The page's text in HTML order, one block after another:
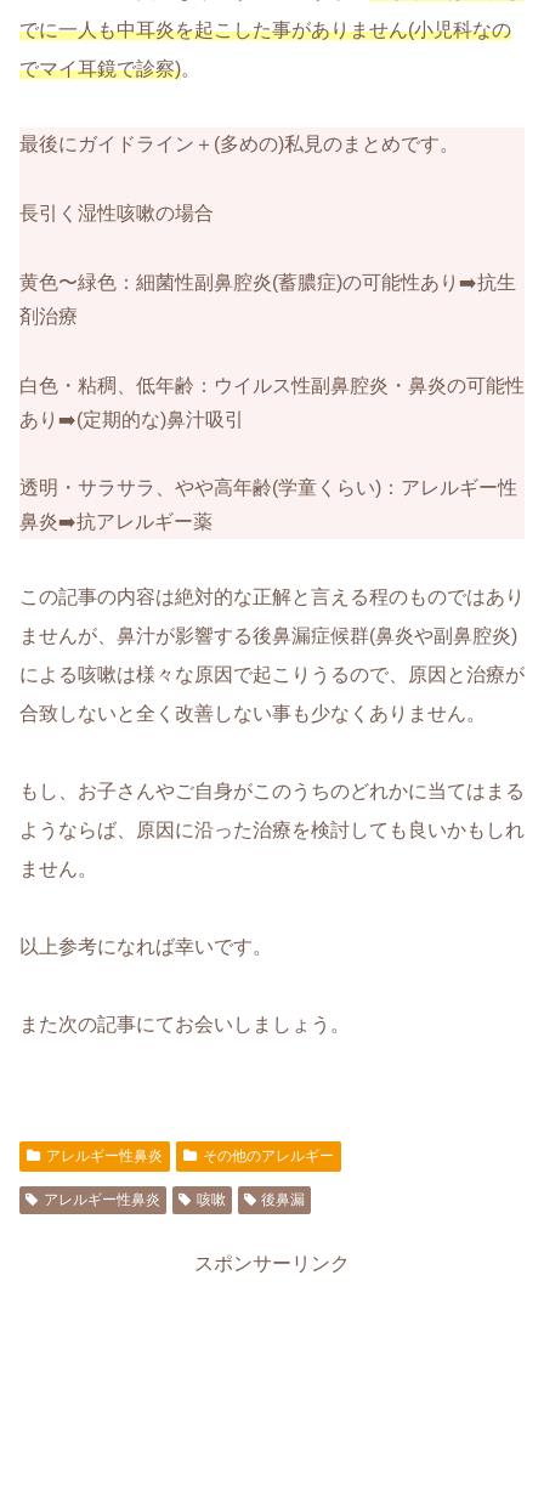
でに一人も中耳炎を起こした事がありません(小児科なの
でマイ耳鏡で診察)。
最後にガイドライン＋(多めの)私見のまとめです。
長引く湿性咳嗽の場合
黄色〜緑色：細菌性副鼻腔炎(蓄膿症)の可能性あり➡️抗生
剤治療
白色・粘稠、低年齢：ウイルス性副鼻腔炎・鼻炎の可能性
あり➡️(定期的な)鼻汁吸引
透明・サラサラ、やや高年齢(学童くらい)：アレルギー性
鼻炎➡️抗アレルギー薬
この記事の内容は絶対的な正解と言える程のものではあり
ませんが、鼻汁が影響する後鼻漏症候群(鼻炎や副鼻腔炎)
による咳嗽は様々な原因で起こりうるので、原因と治療が
合致しないと全く改善しない事も少なくありません。
もし、お子さんやご自身がこのうちのどれかに当てはまる
ようならば、原因に沿った治療を検討しても良いかもしれ
ません。
以上参考になれば幸いです。
また次の記事にてお会いしましょう。
アレルギー性鼻炎 その他のアレルギー
アレルギー性鼻炎 咳嗽 後鼻漏
スポンサーリンク